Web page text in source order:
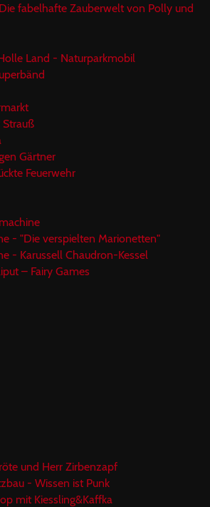
fabelhafte Zauberwelt von Polly und
Land - Naturparkmobil
Gärtner
Feuerwehr
- "Die verspielten Marionetten"
- Karussell Chaudron-Kessel
– Fairy Games
und Herr Zirbenzapf
- Wissen ist Punk
mit Kiessling&Kaffka